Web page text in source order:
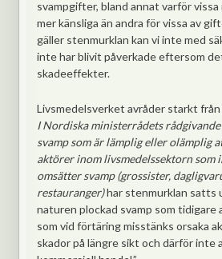
svampgifter, bland annat varför
mer känsliga än andra för vissa av
gäller stenmurklan kan vi inte med
inte har blivit påverkade eftersom
skadeeffekter.
Livsmedelsverket avråder starkt
I Nordiska ministerrådets
svamp som är lämplig eller olämplig
aktörer inom livsmedelssektorn som
omsätter svamp (grossister,
restauranger)har stenmurklan satts
naturen plockad svamp som tidigare
som vid förtäring misstänks orsaka
skador på längre sikt och därför inte